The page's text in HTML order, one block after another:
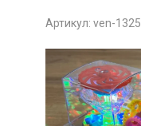
Артикул: ven-1325